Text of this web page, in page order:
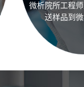
微析院所工程
送样品到